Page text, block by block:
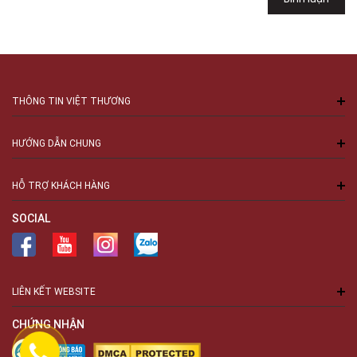
THÔNG TIN VIỆT THƯƠNG
HƯỚNG DẪN CHUNG
HỖ TRỢ KHÁCH HÀNG
SOCIAL
LIÊN KẾT WEBSITE
CHỨNG NHẬN